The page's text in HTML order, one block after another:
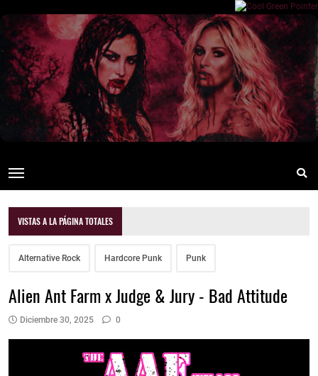
VISTAS A LA PÁGINA TOTALES
Alternative Rock Hardcore Punk Punk
Alien Ant Farm x Judge & Jury - Bad Attitude
Diciembre 30, 2025 0